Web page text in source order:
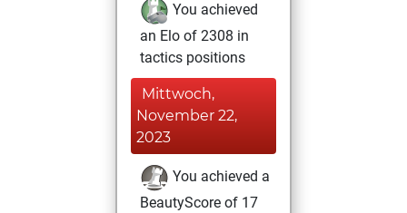
You achieved
an Elo of 2308 in
tactics positions
Mittwoch,
November 22,
2023
You achieved a
BeautyScore of 17